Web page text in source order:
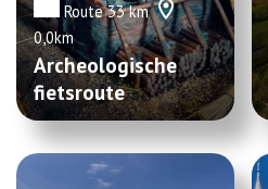
Route 33 km
0,0km
Archeologische
fietsroute
gemeente Gennep